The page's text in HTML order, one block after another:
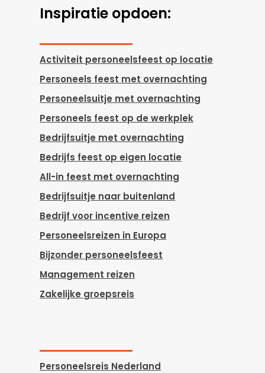
Inspiratie opdoen:
Activiteit personeelsfeest op locatie
Personeels feest met overnachting
Personeelsuitje met overnachting
Personeels feest op de werkplek
Bedrijfsuitje met overnachting
Bedrijfs feest op eigen locatie
All-in feest met overnachting
Bedrijfsuitje naar buitenland
Bedrijf voor incentive reizen
Personeelsreizen in Europa
Bijzonder personeelsfeest
Management reizen
Zakelijke groepsreis
Personeelsreis Nederland